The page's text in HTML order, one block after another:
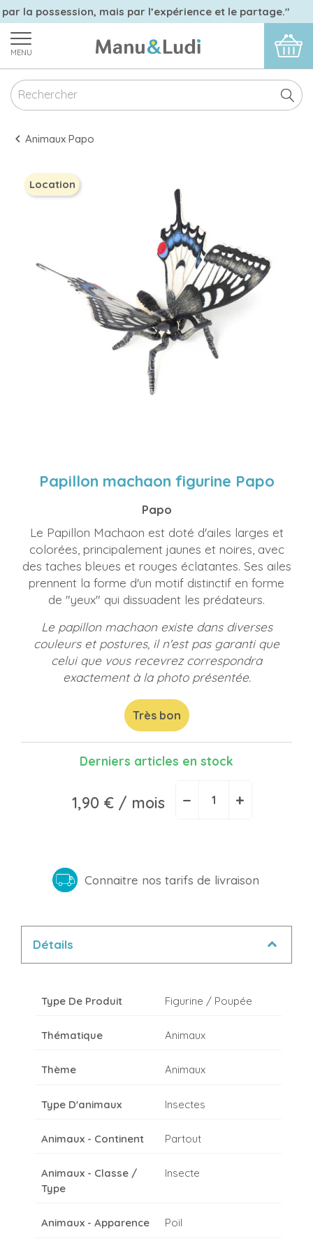
la possession, mais par l’expérience et le partage."
MENU
Animaux Papo
Location
Papillon machaon figurine Papo
Papo
Le Papillon Machaon est doté d'ailes larges et
colorées, principalement jaunes et noires, avec
des taches bleues et rouges éclatantes. Ses ailes
prennent la forme d'un motif distinctif en forme
de "yeux" qui dissuadent les prédateurs.
Le papillon machaon existe dans diverses
couleurs et postures, il n'est pas garanti que
celui que vous recevrez correspondra
exactement à la photo présentée.
Très bon
Derniers articles en stock
1,90 €/ mois − +
Connaitre nos tarifs de livraison
Détails
Type De Produit Figurine / Poupée
Thématique Animaux
Thème Animaux
Type D'animaux Insectes
Animaux - Continent Partout
Animaux - Classe /
Type
Insecte
Animaux - Apparence Poil